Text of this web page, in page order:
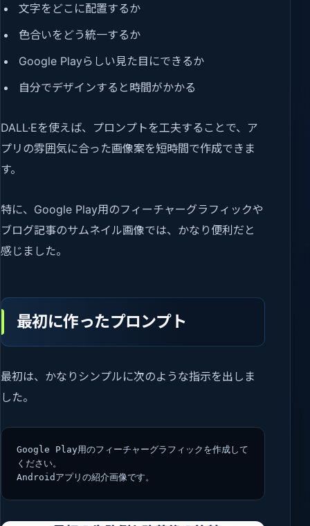
文字をどこに配置するか
色合いをどう統一するか
Google Playらしい見た目にできるか
自分でデザインすると時間がかかる
DALL·Eを使えば、プロンプトを工夫することで、ア
プリの雰囲気に合った画像案を短時間で作成できま
す。
特に、Google Play用のフィーチャーグラフィックや
ブログ記事のサムネイル画像では、かなり便利だと
感じました。
最初に作ったプロンプト
最初は、かなりシンプルに次のような指示を出しま
した。
Google Play用のフィーチャーグラフィックを作成して
ください。
Androidアプリの紹介画像です。